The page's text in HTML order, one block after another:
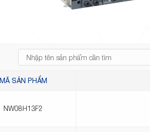
MÃ SẢN PHẨM
NW08H13F2